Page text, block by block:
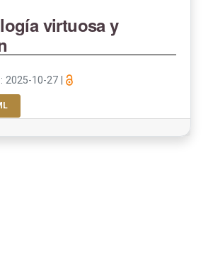
virtuosa y
2025-10-27